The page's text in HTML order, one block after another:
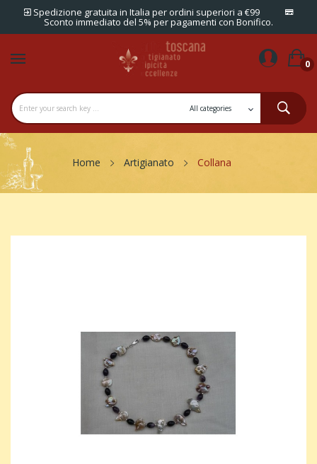
Spedizione gratuita in Italia per ordini superiori a €99
Sconto immediato del 5% per pagamenti con Bonifico.
0
Home Artigianato Collana